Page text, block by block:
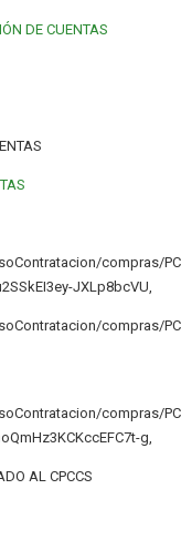
DE CUENTAS
compras/
JXLp8bcVU,
compras/
compras/
g,
AL CPCCS